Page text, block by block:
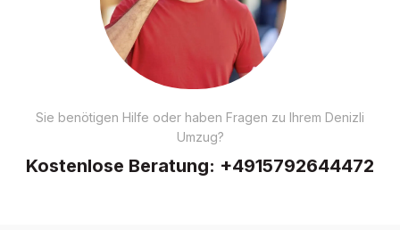
Sie benötigen Hilfe oder haben Fragen zu Ihrem Denizli
Umzug?
Kostenlose Beratung: +4915792644472